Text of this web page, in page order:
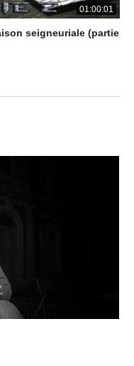
01:00:01
seigneuriale (partie